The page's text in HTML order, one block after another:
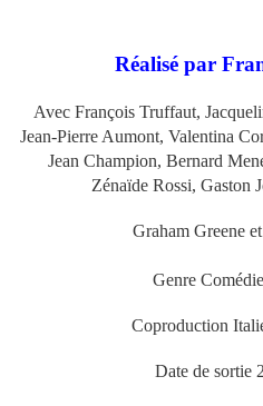
Réalisé par
Avec François Truffaut,
Jean-Pierre Aumont, Valentina
Jean Champion, Bernard
Zénaïde Rossi, Gaston
Graham Greene
Genre
Coproduction
Date de sortie